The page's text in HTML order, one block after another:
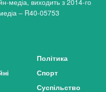
– R40-05753
Політика
Спорт
Суспільство